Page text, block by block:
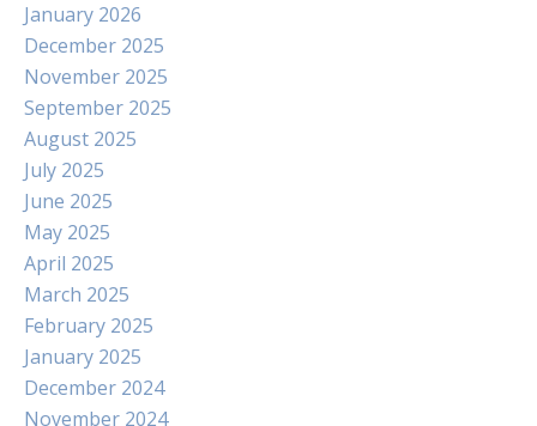
January 2026
December 2025
November 2025
September 2025
August 2025
July 2025
June 2025
May 2025
April 2025
March 2025
February 2025
January 2025
December 2024
November 2024